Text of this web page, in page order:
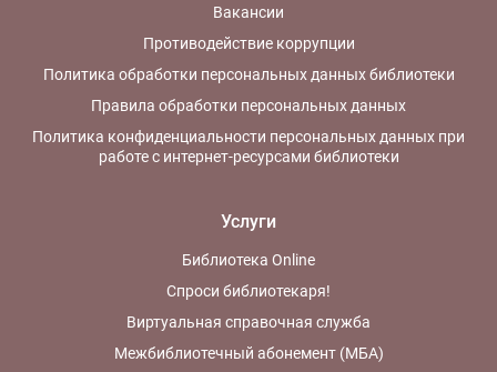
Вакансии
Противодействие коррупции
Политика обработки персональных данных библиотеки
Правила обработки персональных данных
Политика конфиденциальности персональных данных при
работе с интернет-ресурсами библиотеки
Услуги
Библиотека Online
Спроси библиотекаря!
Виртуальная справочная служба
Межбиблиотечный абонемент (МБА)